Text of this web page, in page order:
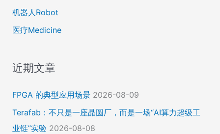
机器人Robot
医疗Medicine
近期文章
FPGA 的典型应用场景 2026-08-09
Terafab：不只是一座晶圆厂，而是一场“AI算力超级工
业链”实验 2026-08-08